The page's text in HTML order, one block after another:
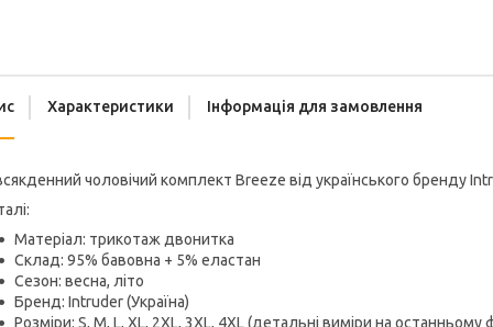
Характеристики Інформація для замовлення
чоловічий комплект Breeze від українського бренду
Матеріал: трикотаж двонитка
Склад: 95% бавовна + 5% еластан
Сезон: весна, літо
Бренд: Intruder (Україна)
Розміри: S, M, L, XL, 2XL, 3XL, 4XL (детальні виміри на останньому